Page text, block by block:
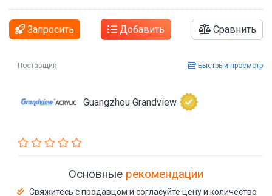
Запросить Добавить Сравнить
Поставщик Быстрый просмотр
Guangzhou Grandview
Основные рекомендации
Свяжитесь с продавцом и согласуйте цену и количество